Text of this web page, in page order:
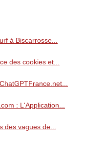
à Biscarrosse...
des cookies et...
: L'Application...
des vagues de...